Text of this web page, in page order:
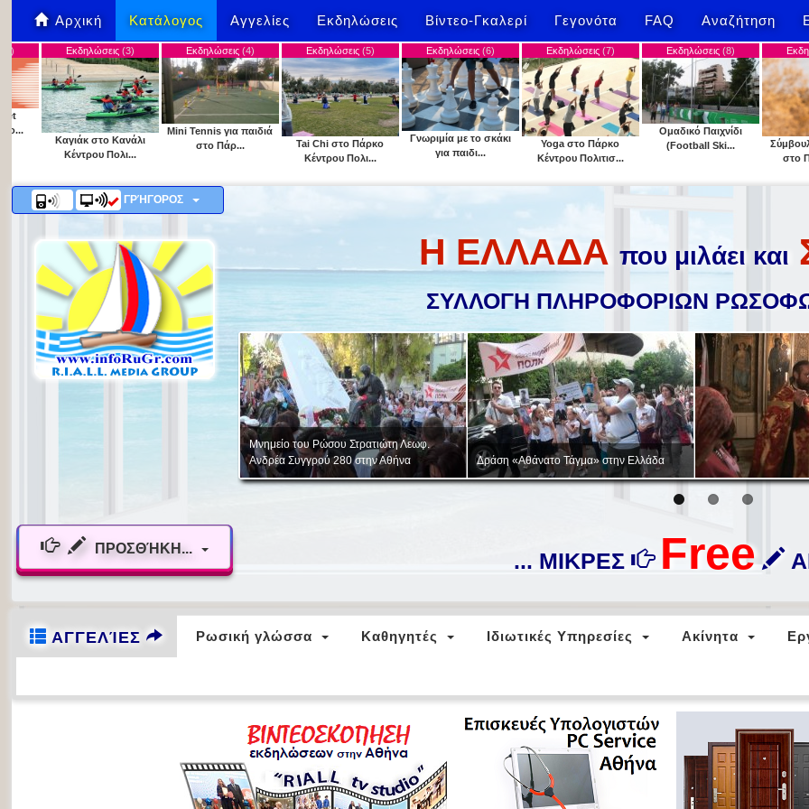
Αρχική Κατάλογος Αγγελίες Εκδηλώσεις Βίντεο-Γκαλερί Γεγονότα FAQ Αναζήτηση
στο Κανάλι
Εκδηλώσεις
Mini Tennis για παιδιά
στο Πάρ...
Εκδηλώσεις
Tai Chi στο Πάρκο
Εκδηλώσεις
Γνωριμία με το σκάκι
για παιδι...
Εκδηλώσεις
Yoga στο Πάρκο
Κέντρου Πολιτισ...
Εκδηλώσεις
Ομαδικό Παιχνίδι
(Football Ski...
Εκδηλώσεις
Σύμβουλος άσκησης
ΓΡΉΓΟΡΟΣ
Η ΕΛΛΑΔΑ που μιλάει και
ΣΥΛΛΟΓΗ ΠΛΗΡΟΦΟΡΙΩΝ
Στρατιωτικό-πατριωτικό παιχνίδι
«ΖΑΡΝΙΤΣΑ»
ΠΡΟΣΘΉΚΗ... ... ΜΙΚΡΕΣ Free
ΑΓΓΕΛΊΕΣ Ρωσική γλώσσα Καθηγητές Ιδιωτικές Υπηρεσίες Ακίνητα